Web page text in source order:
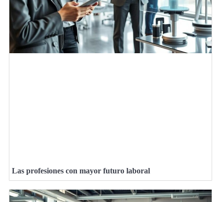
Las profesiones con mayor futuro laboral